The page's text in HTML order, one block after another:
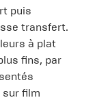
puis
transfert.
à plat
fins, par
sur film